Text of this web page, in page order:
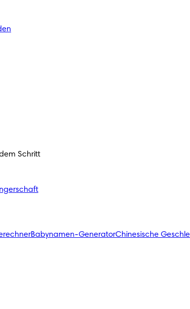
Schritt
Babynamen-GeneratorChinesische